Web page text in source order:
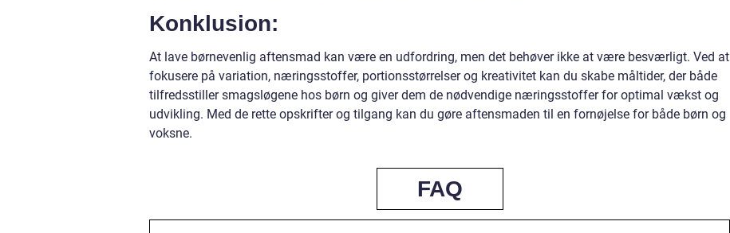
Konklusion:
At lave børnevenlig aftensmad kan være en udfordring, men det behøver ikke at være besværligt. Ved at
fokusere på variation, næringsstoffer, portionsstørrelser og kreativitet kan du skabe måltider, der både
tilfredsstiller smagsløgene hos børn og giver dem de nødvendige næringsstoffer for optimal vækst og
udvikling. Med de rette opskrifter og tilgang kan du gøre aftensmaden til en fornøjelse for både børn og
voksne.
FAQ